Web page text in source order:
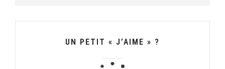
H
UN PETIT « J’AIME » ?